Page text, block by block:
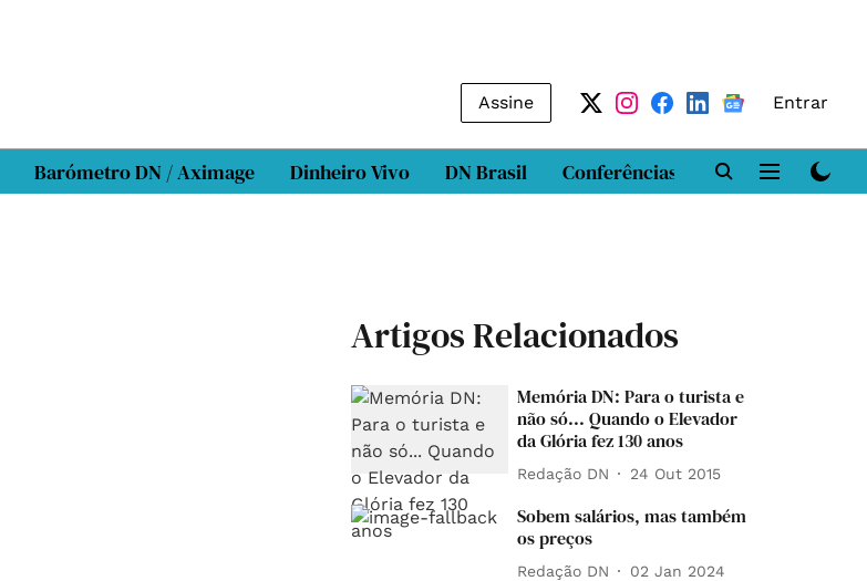
Assine Entrar
Barómetro DN / Aximage Dinheiro Vivo DN Brasil Conferências DN LAB
Artigos Relacionados
Memória DN: Para o turista e
não só... Quando o Elevador
da Glória fez 130 anos
Redação DN 24 Out 2015
Sobem salários, mas também
os preços
Redação DN 02 Jan 2024